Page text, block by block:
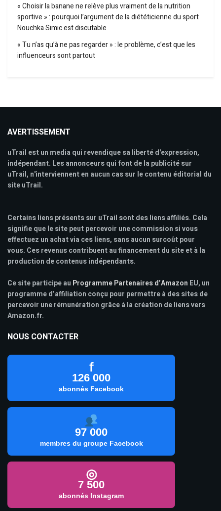
« Choisir la banane ne relève plus vraiment de la nutrition
sportive » : pourquoi l’argument de la diététicienne du sport
Nouchka Simic est discutable
« Tu n’as qu’à ne pas regarder » : le problème, c’est que les
influenceurs sont partout
AVERTISSEMENT
uTrail est un media qui revendique sa liberté d'expression,
indépendant. Les annonceurs qui font de la publicité sur
uTrail, n'interviennent en aucun cas sur le contenu éditorial du
site uTrail.
Certains liens présents sur uTrail sont des liens affiliés. Cela
signifie que le site peut percevoir une commission si vous
effectuez un achat via ces liens, sans aucun surcoût pour
vous. Ces revenus contribuent au financement du site et à la
production de contenus indépendants.
Ce site participe au Programme Partenaires d’Amazon EU, un
programme d’affiliation conçu pour permettre à des sites de
percevoir une rémunération grâce à la création de liens vers
Amazon.fr.
NOUS CONTACTER
f
126 000
abonnés Facebook
97 000
membres du groupe Facebook
◎
7 500
abonnés Instagram